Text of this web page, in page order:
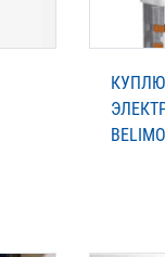
КУПЛЮ